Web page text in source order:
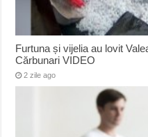
Furtuna și vijelia au lovit
Cărbunari VIDEO
2 zile ago